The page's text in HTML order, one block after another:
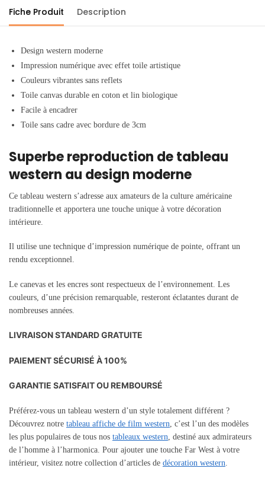
Fiche Produit Description
Design western moderne
Impression numérique avec effet toile artistique
Couleurs vibrantes sans reflets
Toile canvas durable en coton et lin biologique
Facile à encadrer
Toile sans cadre avec bordure de 3cm
Superbe reproduction de tableau
western au design moderne
Ce tableau western s’adresse aux amateurs de la culture américaine
traditionnelle et apportera une touche unique à votre décoration
intérieure.
Il utilise une technique d’impression numérique de pointe, offrant un
rendu exceptionnel.
Le canevas et les encres sont respectueux de l’environnement. Les
couleurs, d’une précision remarquable, resteront éclatantes durant de
nombreuses années.
LIVRAISON STANDARD GRATUITE
PAIEMENT SÉCURISÉ À 100%
GARANTIE SATISFAIT OU REMBOURSÉ
Préférez-vous un tableau western d’un style totalement différent ?
Découvrez notre tableau affiche de film western , c’est l’un des modèles
les plus populaires de tous nos tableaux western , destiné aux admirateurs
de l’homme à l’harmonica. Pour ajouter une touche Far West à votre
intérieur, visitez notre collection d’articles de décoration western